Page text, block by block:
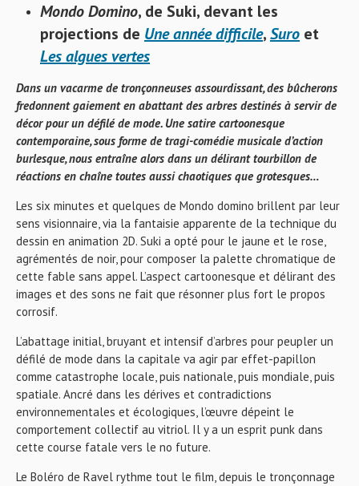
Mondo Domino, de Suki, devant les
projections de Une année difficile,Suro et
Les algues vertes
Dans un vacarme de tronçonneuses assourdissant, des bûcherons
fredonnent gaiement en abattant des arbres destinés à servir de
décor pour un défilé de mode. Une satire cartoonesque
contemporaine, sous forme de tragi-comédie musicale d’action
burlesque, nous entraîne alors dans un délirant tourbillon de
réactions en chaîne toutes aussi chaotiques que grotesques…
Les six minutes et quelques de Mondo domino brillent par leur
sens visionnaire, via la fantaisie apparente de la technique du
dessin en animation 2D. Suki a opté pour le jaune et le rose,
agrémentés de noir, pour composer la palette chromatique de
cette fable sans appel. L’aspect cartoonesque et délirant des
images et des sons ne fait que résonner plus fort le propos
corrosif.
L’abattage initial, bruyant et intensif d’arbres pour peupler un
défilé de mode dans la capitale va agir par effet-papillon
comme catastrophe locale, puis nationale, puis mondiale, puis
spatiale. Ancré dans les dérives et contradictions
environnementales et écologiques, l’œuvre dépeint le
comportement collectif au vitriol. Il y a un esprit punk dans
cette course fatale vers le no future.
Le Boléro de Ravel rythme tout le film, depuis le tronçonnage